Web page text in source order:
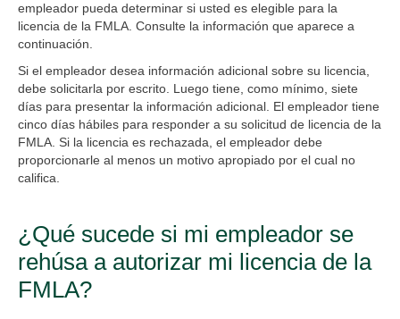
empleador pueda determinar si usted es elegible para la
licencia de la FMLA. Consulte la información que aparece a
continuación.
Si el empleador desea información adicional sobre su licencia,
debe solicitarla por escrito. Luego tiene, como mínimo, siete
días para presentar la información adicional. El empleador tiene
cinco días hábiles para responder a su solicitud de licencia de la
FMLA. Si la licencia es rechazada, el empleador debe
proporcionarle al menos un motivo apropiado por el cual no
califica.
¿Qué sucede si mi empleador se
rehúsa a autorizar mi licencia de la
FMLA?